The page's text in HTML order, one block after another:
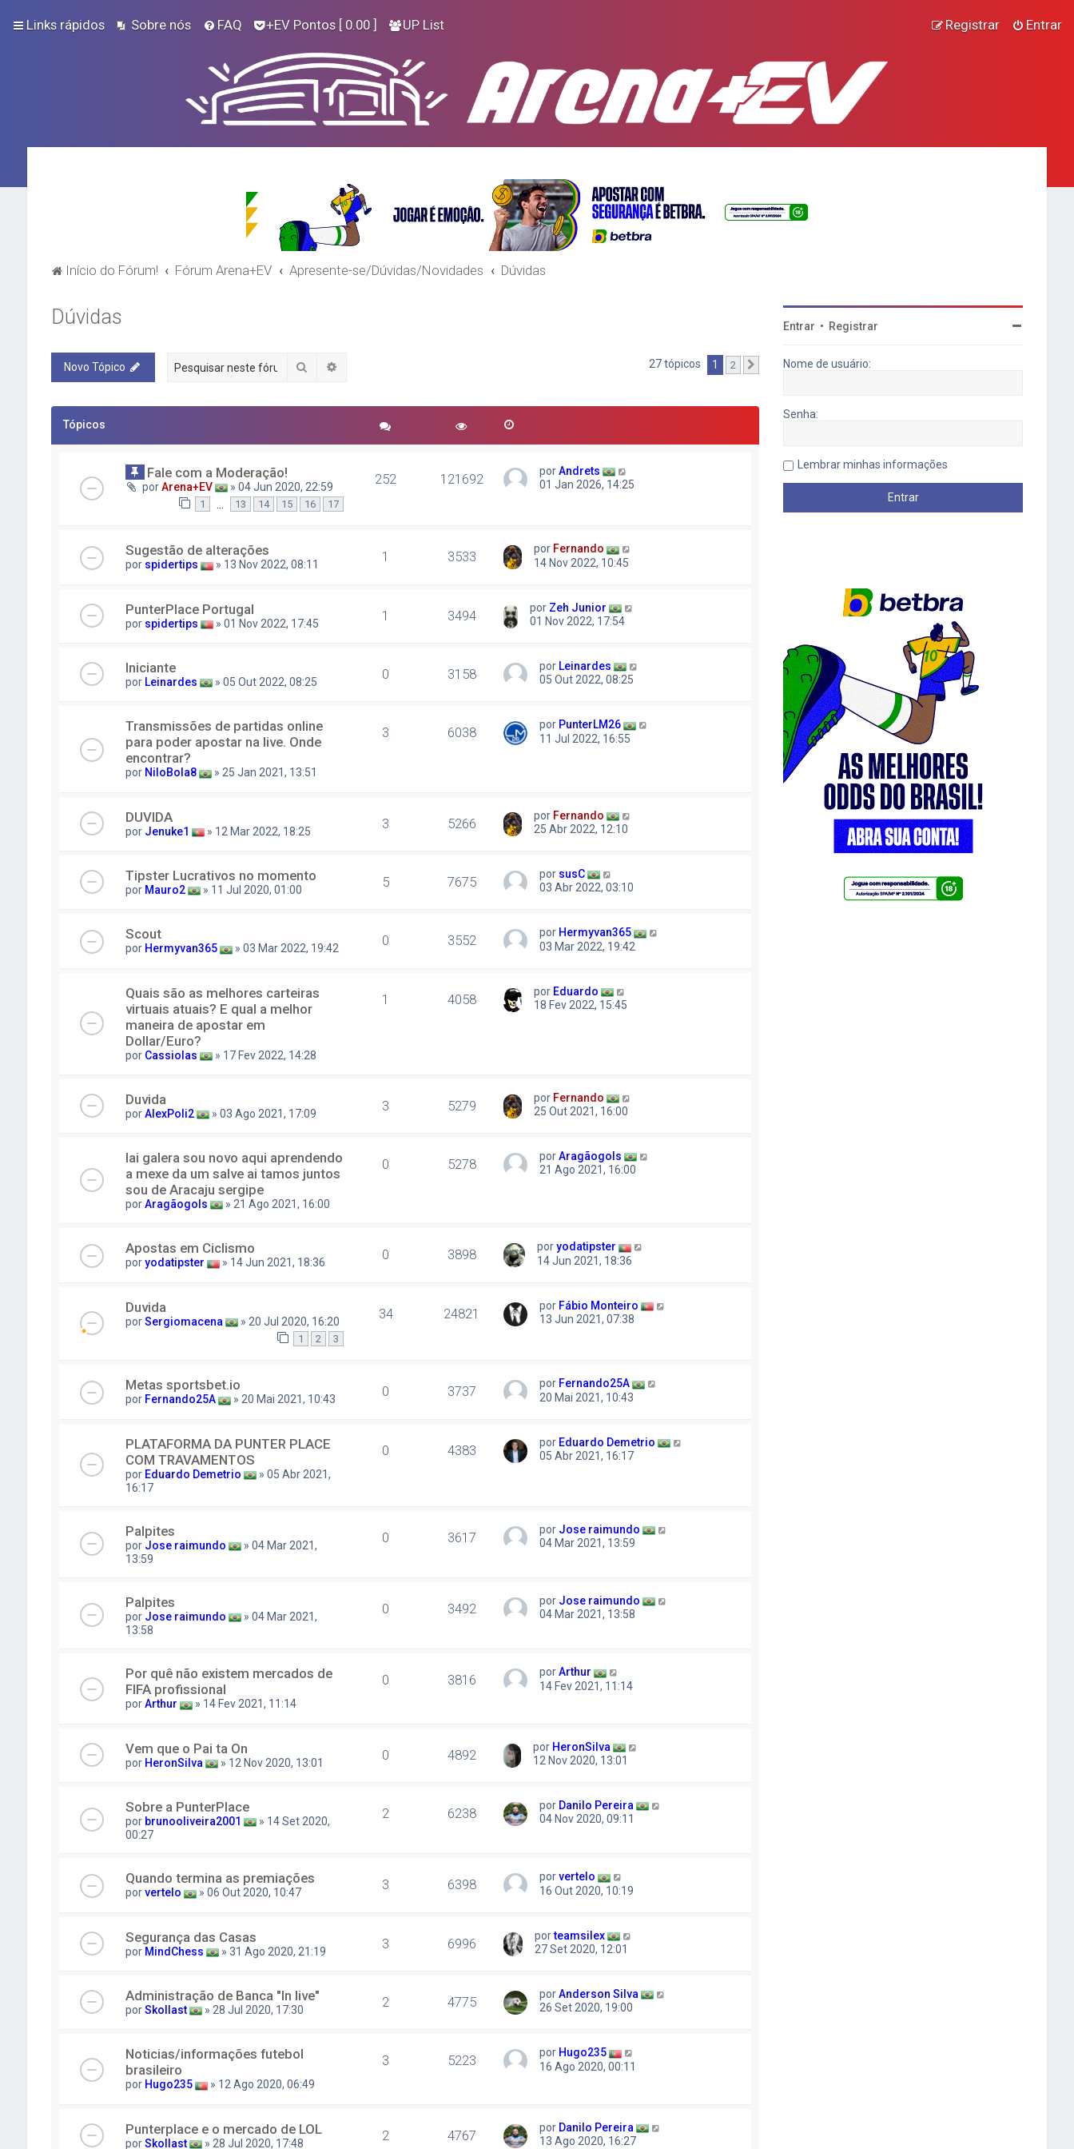
Links rápidos Sobre nós FAQ +EV Pontos [ 0.00 ] UP List Entrar
Registrar
Início do Fórum! Fórum Arena+EV Apresente-se/Dúvidas/Novidades Dúvidas
Dúvidas
Novo Tópico Pesquisar 27 tópicos 1 2 Próximo
Tópicos
Fale com a Moderação!
porArena+EV » 04 Jun 2020, 22:59
1 13 14 15 16 17
252 121692 porAndrets
01 Jan 2026, 14:25
Sugestão de alterações
por spidertips » 13 Nov 2022, 08:11 1 3533 por Fernando
14 Nov 2022, 10:45
PunterPlace Portugal
por spidertips » 01 Nov 2022, 17:45 1 3494 por Zeh Junior
01 Nov 2022, 17:54
Iniciante
por Leinardes » 05 Out 2022, 08:25 0 3158 por Leinardes
05 Out 2022, 08:25
Transmissões de partidas online
para poder apostar na live. Onde
encontrar?
por NiloBola8 » 25 Jan 2021, 13:51
3 6038 por PunterLM26
11 Jul 2022, 16:55
DUVIDA
por Jenuke1 » 12 Mar 2022, 18:25 3 5266 por Fernando
25 Abr 2022, 12:10
Tipster Lucrativos no momento
por Mauro2 » 11 Jul 2020, 01:00 5 7675 por susC
03 Abr 2022, 03:10
Scout
por Hermyvan365 » 03 Mar 2022, 19:42 0 3552 por Hermyvan365
03 Mar 2022, 19:42
Quais são as melhores carteiras
virtuais atuais? E qual a melhor
maneira de apostar em
Dollar/Euro?
por Cassiolas » 17 Fev 2022, 14:28
1 4058 por Eduardo
18 Fev 2022, 15:45
Duvida
porAlexPoli2 » 03 Ago 2021, 17:09 3 5279 por Fernando
25 Out 2021, 16:00
Iai galera sou novo aqui aprendendo
a mexe da um salve ai tamos juntos
sou de Aracaju sergipe
porAragãogols » 21 Ago 2021, 16:00
0 5278 porAragãogols
21 Ago 2021, 16:00
Apostas em Ciclismo
poryodatipster » 14 Jun 2021, 18:36 0 3898 poryodatipster
14 Jun 2021, 18:36
Duvida
porSergiomacena » 20 Jul 2020, 16:20
1 2 3
34 24821 por Fábio Monteiro
13 Jun 2021, 07:38
Metas sportsbet.io
por Fernando25A » 20 Mai 2021, 10:43 0 3737 por Fernando25A
20 Mai 2021, 10:43
PLATAFORMA DA PUNTER PLACE
COM TRAVAMENTOS
por Eduardo Demetrio
» 05 Abr 2021,
16:17
0 4383 por Eduardo Demetrio
05 Abr 2021, 16:17
Palpites
por Jose raimundo
» 04 Mar 2021,
13:59
0 3617 por Jose raimundo
04 Mar 2021, 13:59
Palpites
por Jose raimundo
» 04 Mar 2021,
13:58
0 3492 por Jose raimundo
04 Mar 2021, 13:58
Por quê não existem mercados de
FIFA profissional
porArthur » 14 Fev 2021, 11:14
0 3816 porArthur
14 Fev 2021, 11:14
Vem que o Pai ta On
por HeronSilva » 12 Nov 2020, 13:01 0 4892 por HeronSilva
12 Nov 2020, 13:01
Sobre a PunterPlace
por brunooliveira2001
» 14 Set 2020,
00:27
2 6238 por Danilo Pereira
04 Nov 2020, 09:11
Quando termina as premiações
porvertelo » 06 Out 2020, 10:47 3 6398 porvertelo
16 Out 2020, 10:19
Segurança das Casas
por MindChess » 31 Ago 2020, 21:19 3 6996 porteamsilex
27 Set 2020, 12:01
Administração de Banca "In live"
porSkollast » 28 Jul 2020, 17:30 2 4775 porAnderson Silva
26 Set 2020, 19:00
Noticias/informações futebol
brasileiro
por Hugo235 » 12 Ago 2020, 06:49
3 5223 por Hugo235
16 Ago 2020, 00:11
Punterplace e o mercado de LOL
porSkollast » 28 Jul 2020, 17:48 2 4767 por Danilo Pereira
13 Ago 2020, 16:27
Entrar • Registrar
Nome de usuário:
Senha:
Lembrar minhas informações